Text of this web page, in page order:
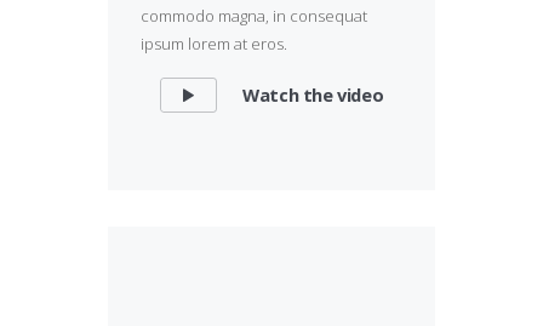
commodo magna, in consequat
ipsum lorem at eros.
Watch the video